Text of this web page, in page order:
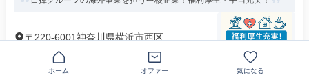
〒220-6001神奈川県横浜市西区
年俸700万円～1200万円
年間休日120日以上
ホーム オファー 気になる